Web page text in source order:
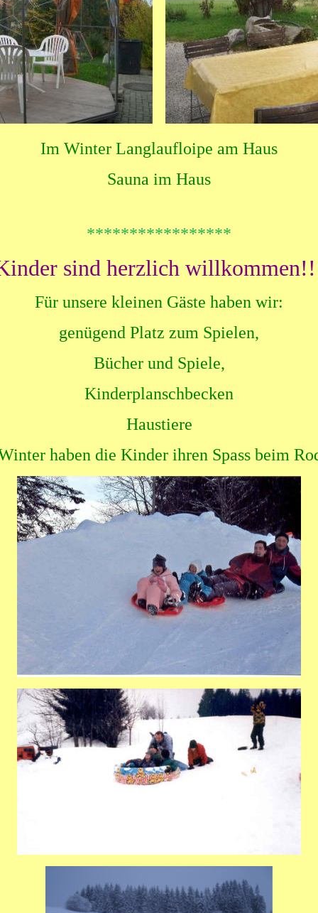
Im Winter Langlaufloipe am Haus
Sauna im Haus
*****************
sind herzlich
Für unsere kleinen Gäste haben wir:
genügend Platz zum Spielen,
Bücher und Spiele,
Kinderplanschbecken
Haustiere
haben die Kinder ihren Spass beim